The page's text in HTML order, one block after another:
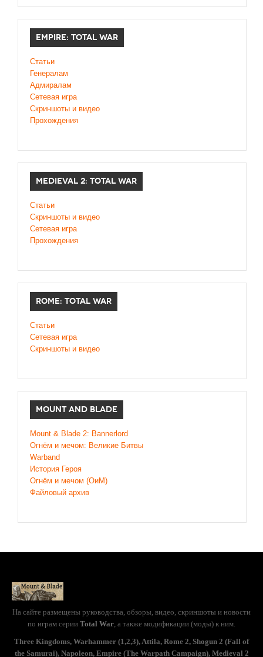
EMPIRE: TOTAL WAR
Статьи
Генералам
Адмиралам
Сетевая игра
Скриншоты и видео
Прохождения
MEDIEVAL 2: TOTAL WAR
Статьи
Скриншоты и видео
Сетевая игра
Прохождения
ROME: TOTAL WAR
Статьи
Сетевая игра
Скриншоты и видео
MOUNT AND BLADE
Mount & Blade 2: Bannerlord
Огнём и мечом: Великие Битвы
Warband
История Героя
Огнём и мечом (ОиМ)
Файловый архив
На сайте размещены руководства, обзоры, видео, скриншоты и новости
по играм серии Total War, а также модификации (моды) к ним.
Three Kingdoms, Warhammer (1,2,3), Attila, Rome 2, Shogun 2 (Fall of
the Samurai), Napoleon, Empire (The Warpath Campaign), Medieval 2